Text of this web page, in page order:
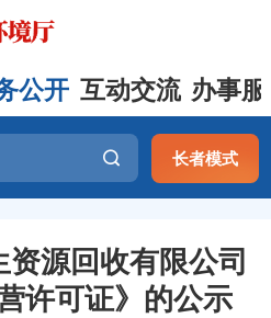
公开 互动交流 办事
长者模式
源回收有限公司
许可证》的公示